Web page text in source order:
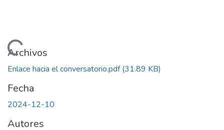
Archivos
Enlace hacia el conversatorio.pdf(31.89 KB)
Fecha
2024-12-10
Autores